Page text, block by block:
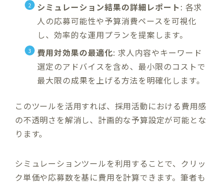
シミュレーション結果の詳細レポート: 各求
人の応募可能性や予算消費ペースを可視化
し、効率的な運用プランを提案します。
費用対効果の最適化: 求人内容やキーワード
選定のアドバイスを含め、最小限のコストで
最大限の成果を上げる方法を明確化します。
このツールを活用すれば、採用活動における費用感
の不透明さを解消し、計画的な予算設定が可能とな
ります。
シミュレーションツールを利用することで、クリッ
ク単価や応募数を基に費用を計算できます。筆者も